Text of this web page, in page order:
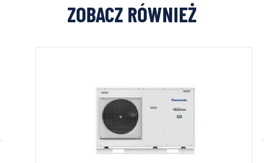
ZOBACZ RÓWNIEŻ